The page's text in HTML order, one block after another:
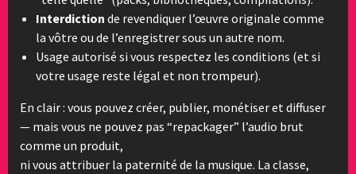
Interdiction de revendiquer l’œuvre originale comme
la vôtre ou de l’enregistrer sous un autre nom.
Usage autorisé si vous respectez les conditions (et si
votre usage reste légal et non trompeur).
En clair : vous pouvez créer, publier, monétiser et diffuser
— mais vous ne pouvez pas “repackager” l’audio brut
comme un produit,
ni vous attribuer la paternité de la musique. La classe,